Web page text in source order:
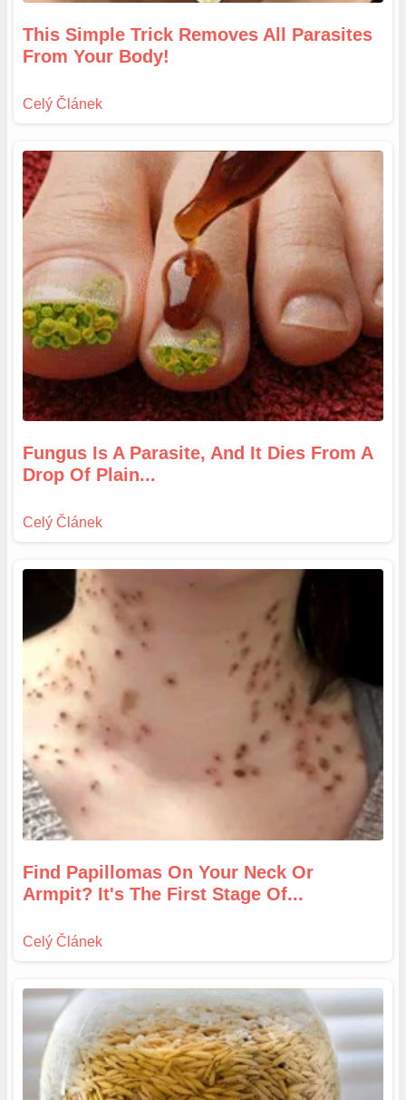
This Simple Trick Removes All Parasites
From Your Body!
Fungus Is A Parasite, And It Dies From A
Drop Of Plain...
Find Papillomas On Your Neck Or
Armpit? It's The First Stage Of...